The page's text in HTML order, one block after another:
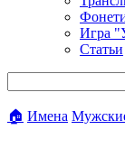
Игра
Статьи
🏠 Имена